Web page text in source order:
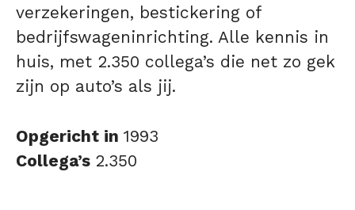
verzekeringen, bestickering of
bedrijfswageninrichting. Alle kennis in
huis, met 2.350 collega’s die net zo gek
zijn op auto’s als jij.
Opgericht in 1993
Collega’s 2.350